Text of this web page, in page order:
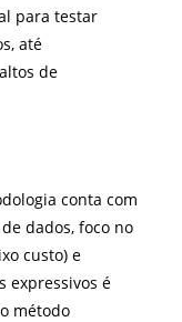
para testar
até
de
conta com
dados, foco no
custo) e
expressivos é
método